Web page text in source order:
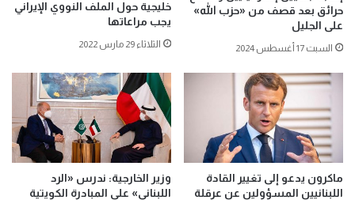
حرائق بعد قصف من «حزب الله»
على الجليل
السبت 17 أغسطس 2024
خليجية حول الملف النووي الإيراني
يجب مراعاتها
الثلاثاء 29 مارس 2022
ماكرون يدعو إلى تغيير القادة
اللبنانيين المسؤولين عن عرقلة
وزير الخارجية: ندرس «الرد
اللبناني» على المبادرة الكويتية